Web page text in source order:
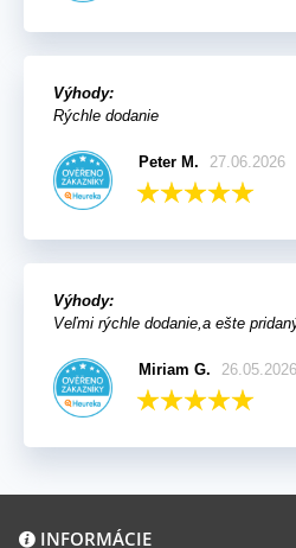
Výhody:
Rýchle dodanie
Peter M. 27.06.2026
Výhody:
Veľmi rýchle dodanie,a ešte
Miriam G. 26.05.2026
INFORMÁCIE